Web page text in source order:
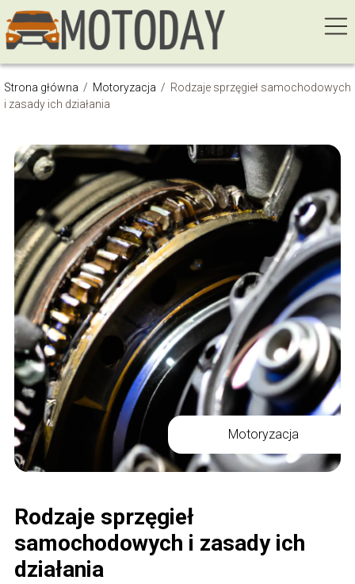
Strona główna / Motoryzacja / Rodzaje sprzęgieł samochodowych
i zasady ich działania
Motoryzacja
Rodzaje sprzęgieł
samochodowych i zasady ich
działania